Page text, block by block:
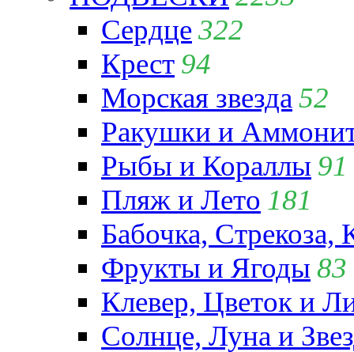
Сердце322
Крест 94
Морская звезда 52
Ракушки и
Рыбы и Кораллы 91
Пляж и Лето 181
Бабочка,
Фрукты и Ягоды 83
Клевер, Цветок и
Солнце, Луна и